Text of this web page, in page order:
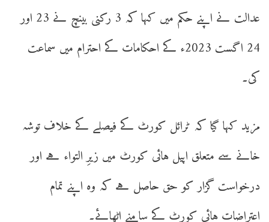
عدالت نے اپنے حکم میں کہا کہ 3 رکنی بینچ نے 23 اور
24 اگست 2023ء کے احکامات کے احترام میں سماعت
کی۔
مزید کہا گیا کہ ٹرائل کورٹ کے فیصلے کے خلاف توشہ
خانے سے متعلق اپیل ہائی کورٹ میں زیرِ التواء ہے اور
درخواست گزار کو حق حاصل ہے کہ وہ اپنے تمام
اعتراضات ہائی کورٹ کے سامنے اٹھائے۔